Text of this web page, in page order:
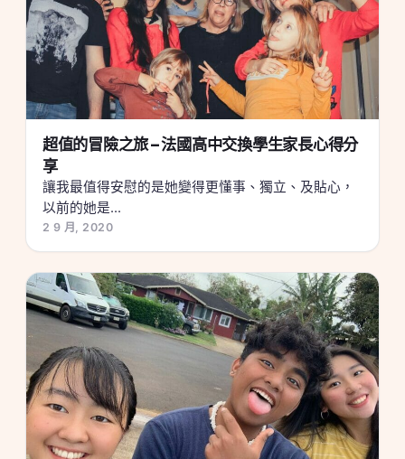
超值的冒險之旅 – 法國高中交換學生家長心得分
享
讓我最值得安慰的是她變得更懂事、獨立、及貼心，
以前的她是...
2 9 月, 2020